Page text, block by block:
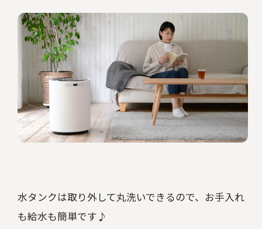
水タンクは取り外して丸洗いできるので、お手入れ
も給水も簡単です♪